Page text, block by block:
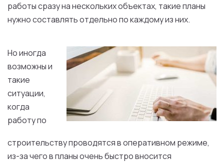
работы сразу на нескольких объектах, такие планы
нужно составлять отдельно по каждому из них.
Но иногда
возможны и
такие
ситуации,
когда
работу по
строительству проводятся в оперативном режиме,
из-за чего в планы очень быстро вносится